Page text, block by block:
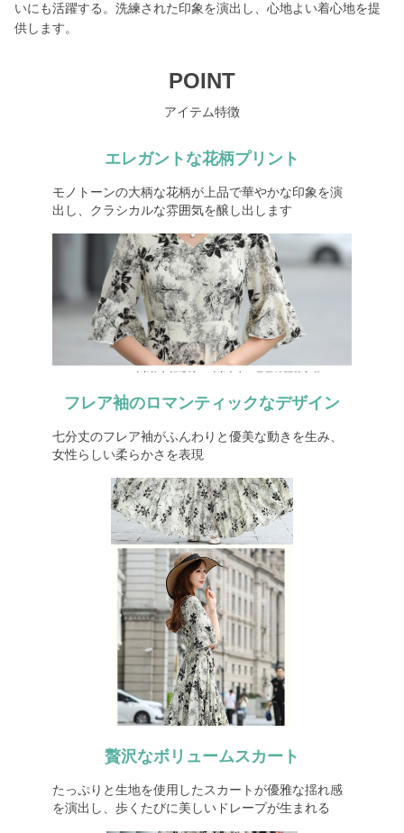
いにも活躍する。洗練された印象を演出し、心地よい着心地を提
供します。
POINT
アイテム特徴
エレガントな花柄プリント
モノトーンの大柄な花柄が上品で華やかな印象を演
出し、クラシカルな雰囲気を醸し出します
フレア袖のロマンティックなデザイン
七分丈のフレア袖がふんわりと優美な動きを生み、
女性らしい柔らかさを表現
贅沢なボリュームスカート
たっぷりと生地を使用したスカートが優雅な揺れ感
を演出し、歩くたびに美しいドレープが生まれる